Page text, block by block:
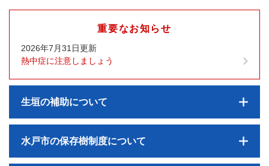
重要なお知らせ
2026年7月31日更新
熱中症に注意しましょう
生垣の補助について
水戸市の保存樹制度について